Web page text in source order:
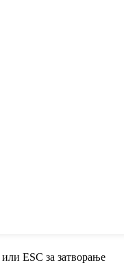
ESC за затворање